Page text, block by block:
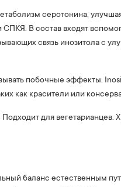
серотонина,
В состав входят
связь инозитола с
побочные эффекты.
как красители или
для вегетарианцев.
баланс естественным